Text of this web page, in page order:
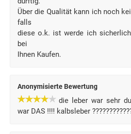
Über die Qualität kann ich noch
falls
diese o.k. ist werde ich
bei
Ihnen Kaufen.
Anonymisierte Bewertung
die leber war sehr
war DAS !!!! kalbsleber